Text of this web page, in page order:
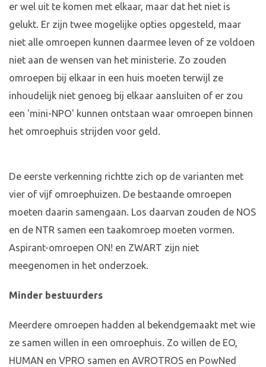
er wel uit te komen met elkaar, maar dat het niet is
gelukt. Er zijn twee mogelijke opties opgesteld, maar
niet alle omroepen kunnen daarmee leven of ze voldoen
niet aan de wensen van het ministerie. Zo zouden
omroepen bij elkaar in een huis moeten terwijl ze
inhoudelijk niet genoeg bij elkaar aansluiten of er zou
een 'mini-NPO' kunnen ontstaan waar omroepen binnen
het omroephuis strijden voor geld.
De eerste verkenning richtte zich op de varianten met
vier of vijf omroephuizen. De bestaande omroepen
moeten daarin samengaan. Los daarvan zouden de NOS
en de NTR samen een taakomroep moeten vormen.
Aspirant-omroepen ON! en ZWART zijn niet
meegenomen in het onderzoek.
Minder bestuurders
Meerdere omroepen hadden al bekendgemaakt met wie
ze samen willen in een omroephuis. Zo willen de EO,
HUMAN en VPRO samen en AVROTROS en PowNed